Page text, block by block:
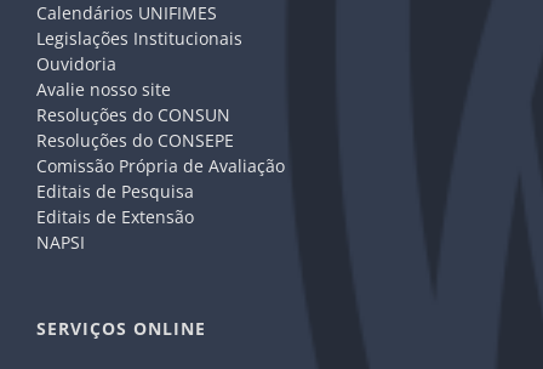
Calendários UNIFIMES
Legislações Institucionais
Ouvidoria
Avalie nosso site
Resoluções do CONSUN
Resoluções do CONSEPE
Comissão Própria de Avaliação
Editais de Pesquisa
Editais de Extensão
NAPSI
SERVIÇOS ONLINE